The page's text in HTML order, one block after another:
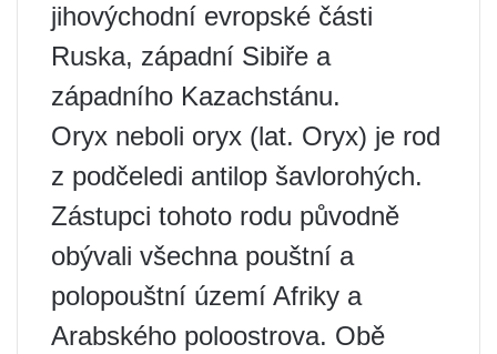
jihovýchodní evropské části
Ruska, západní Sibiře a
západního Kazachstánu.
Oryx neboli oryx (lat. Oryx) je rod
z podčeledi antilop šavlorohých.
Zástupci tohoto rodu původně
obývali všechna pouštní a
polopouštní území Afriky a
Arabského poloostrova. Obě